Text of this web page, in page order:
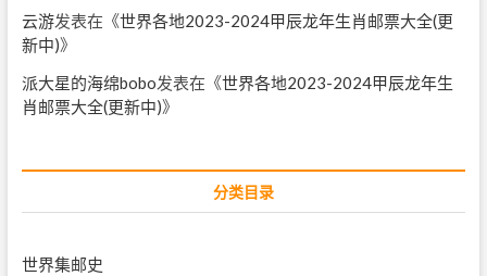
云游发表在《世界各地2023-2024甲辰龙年生肖邮票大全(更
新中)》
派大星的海绵bobo发表在《世界各地2023-2024甲辰龙年生
肖邮票大全(更新中)》
分类目录
世界集邮史